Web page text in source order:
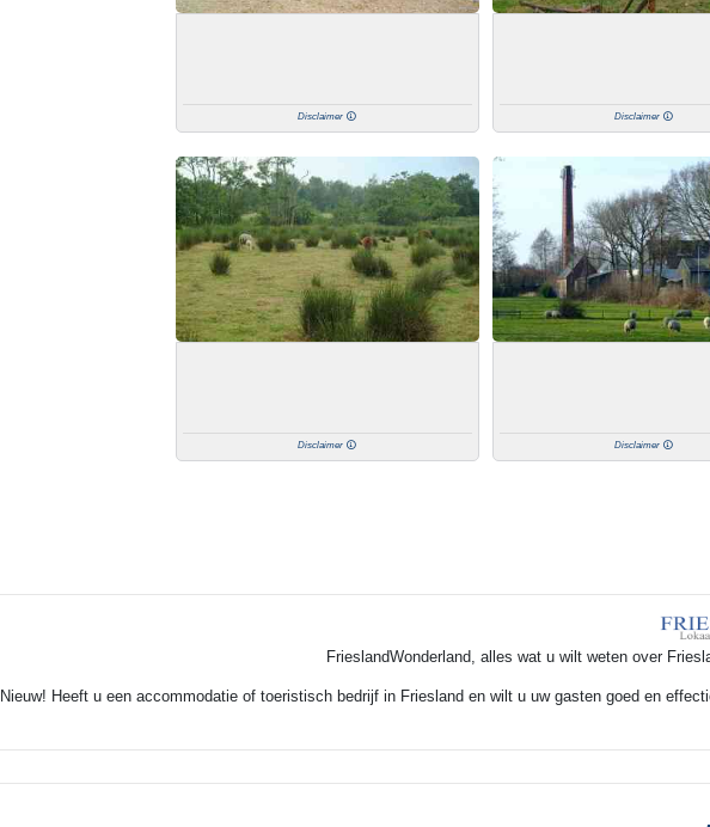
Disclaimer Disclaimer
Disclaimer Disclaimer
FrieslandWonderland, alles wat u wilt weten over
Nieuw! Heeft u een accommodatie of toeristisch bedrijf in Friesland en wilt u uw gasten goed en